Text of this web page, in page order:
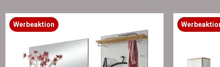
Werbeaktion